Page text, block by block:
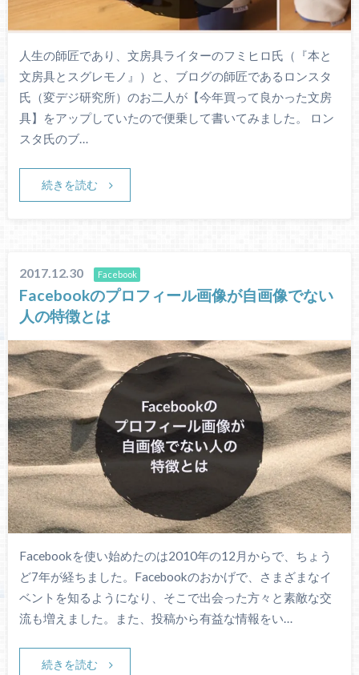
人生の師匠であり、文房具ライターのフミヒロ氏（『本と
文房具とスグレモノ』）と、ブログの師匠であるロンスタ
氏（変デジ研究所）のお二人が【今年買って良かった文房
具】をアップしていたので便乗して書いてみました。 ロン
スタ氏のブ…
続きを読む
2017.12.30 Facebook
Facebookのプロフィール画像が自画像でない
人の特徴とは
Facebookを使い始めたのは2010年の12月からで、ちょう
ど7年が経ちました。Facebookのおかげで、さまざまなイ
ベントを知るようになり、そこで出会った方々と素敵な交
流も増えました。また、投稿から有益な情報をい…
続きを読む